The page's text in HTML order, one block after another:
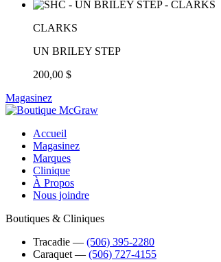
CLARKS
UN BRILEY STEP
200,00 $
Magasinez
Accueil
Magasinez
Marques
Clinique
À Propos
Nous joindre
Boutiques & Cliniques
Tracadie ― (506) 395-2280
Caraquet ― (506) 727-4155